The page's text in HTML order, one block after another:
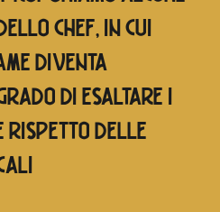
CHEF, IN CUI
DIVENTA
DI ESALTARE I
RISPETTO DELLE